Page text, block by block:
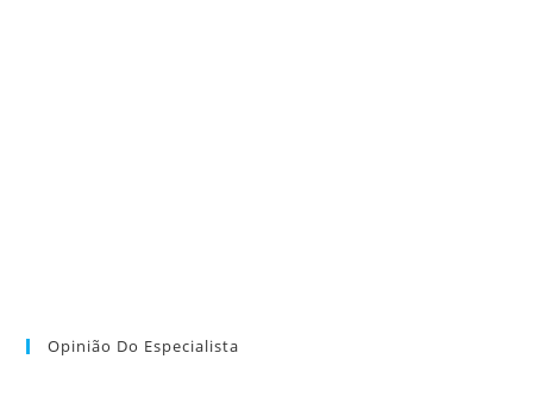
Opinião Do Especialista